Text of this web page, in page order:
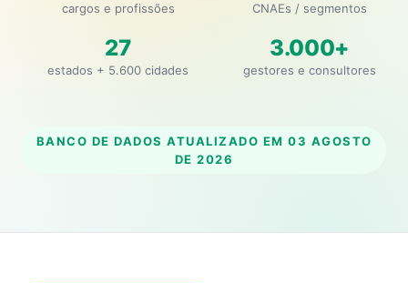
cargos e profissões CNAEs / segmentos
27
estados + 5.600 cidades
3.000+
gestores e consultores
BANCO DE DADOS ATUALIZADO EM 03 AGOSTO
DE 2026